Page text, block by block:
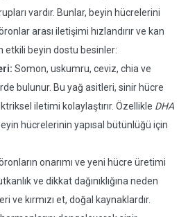
vardır. Bunlar, beyin hücrelerini
arası iletişimi hızlandırır ve kan
etkili beyin dostu besinler:
Somon, uskumru, ceviz, chia ve
bulunur. Bu yağ asitleri, sinir hücre
iletimi kolaylaştırır. Özellikle DHA
hücrelerinin yapısal bütünlüğü için
onarımı ve yeni hücre üretimi
ve dikkat dağınıklığına neden
ve kırmızı et, doğal kaynaklardır.